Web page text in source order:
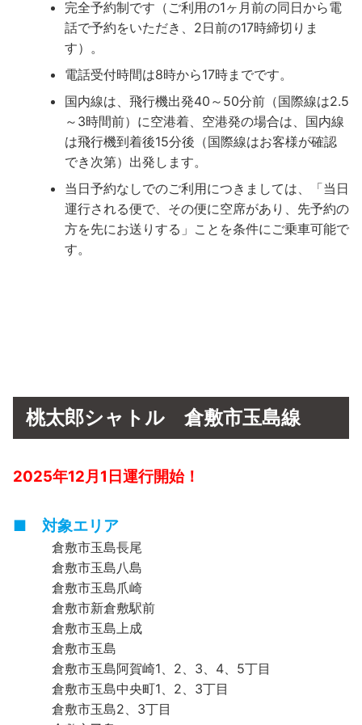
完全予約制です（ご利用の1ヶ月前の同日から電
話で予約をいただき、2日前の17時締切りま
す）。
電話受付時間は8時から17時までです。
国内線は、飛行機出発40～50分前（国際線は2.5
～3時間前）に空港着、空港発の場合は、国内線
は飛行機到着後15分後（国際線はお客様が確認
でき次第）出発します。
当日予約なしでのご利用につきましては、「当日
運行される便で、その便に空席があり、先予約の
方を先にお送りする」ことを条件にご乗車可能で
す。
桃太郎シャトル 倉敷市玉島線
2025年12月1日運行開始！
■ 対象エリア
倉敷市玉島長尾
倉敷市玉島八島
倉敷市玉島爪崎
倉敷市新倉敷駅前
倉敷市玉島上成
倉敷市玉島
倉敷市玉島阿賀崎1、2、3、4、5丁目
倉敷市玉島中央町1、2、3丁目
倉敷市玉島2、3丁目